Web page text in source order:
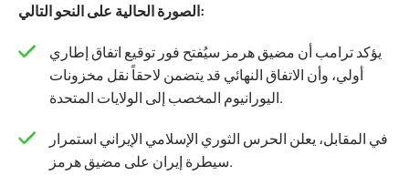
الصورة الحالية على النحو التالي:
يؤكد ترامب أن مضيق هرمز سيُفتح فور توقيع اتفاق إطاري
أولي، وأن الاتفاق النهائي قد يتضمن لاحقاً نقل مخزونات
اليورانيوم المخصب إلى الولايات المتحدة.
في المقابل، يعلن الحرس الثوري الإسلامي الإيراني استمرار
سيطرة إيران على مضيق هرمز.